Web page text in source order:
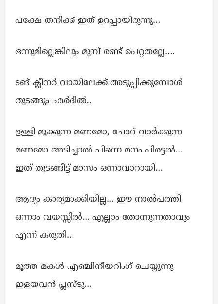
പക്ഷേ തനിക്ക് ഇത് ഉറപ്പായിരുന്നു…
ഒന്നുമില്ലെങ്കിലും മുമ്പ് രണ്ട് പെറ്റതല്ലേ….
ടങ് ക്ലീനർ വായിലേക്ക് അടുപ്പിക്കുമ്പോൾ
തുടങ്ങും ഛർദിൽ..
ഉള്ളി മൂക്കുന്ന മണമോ, ചോറ് വാർക്കുന്ന
മണമോ അടിച്ചാൽ പിന്നെ മനം പിരട്ടൽ…
ഇത് തുടങ്ങീട്ട് മാസം ഒന്നാവാറായി…
ആദ്യം കാര്യമാക്കിയില്ല… ഈ നാൽപത്തി
ഒന്നാം വയസ്സിൽ… എല്ലാം തോന്നുന്നതാവും
എന്ന് കരുതി…
മൂത്ത മകൾ എഞ്ചിനീയറിംഗ് ചെയ്യുന്നു
ഇളയവൻ പ്ലസ്ടു…